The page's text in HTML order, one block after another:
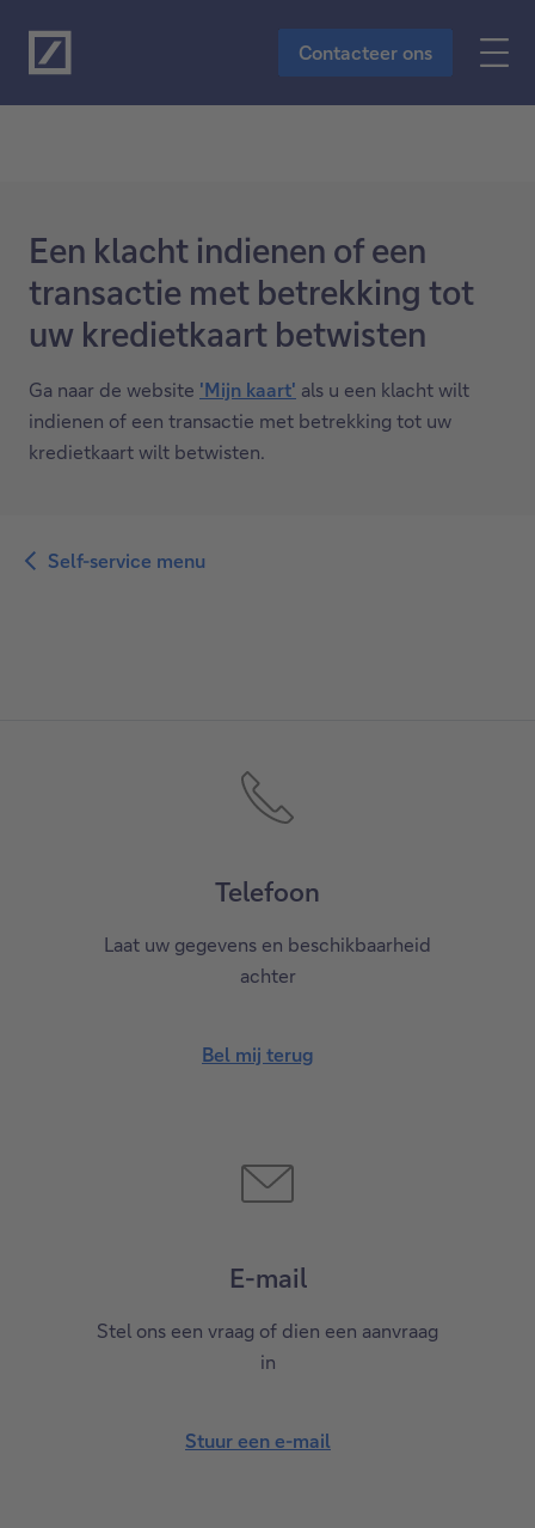
Naar de hoofdinhoud
Contacteer ons
Een klacht indienen of een
transactie met betrekking tot
uw kredietkaart betwisten
Ga naar de website 'Mijn kaart' als u een klacht wilt
indienen of een transactie met betrekking tot uw
kredietkaart wilt betwisten.
Self-service menu
Telefoon
Laat uw gegevens en beschikbaarheid
achter
Bel mij terug
E-mail
Stel ons een vraag of dien een aanvraag
in
Stuur een e-mail